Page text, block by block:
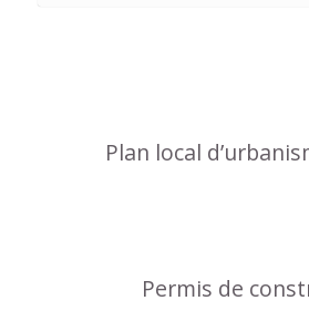
Plan local
Permis de